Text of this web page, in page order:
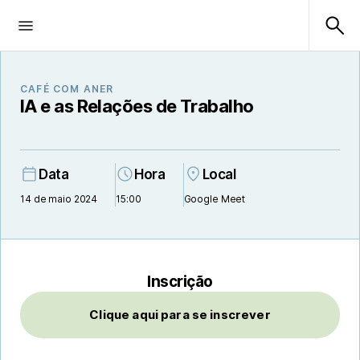
CAFÉ COM ANER
IA e as Relações de Trabalho
Data
14 de maio 2024
Hora
15:00
Local
Google Meet
Inscrição
Clique aqui para se inscrever